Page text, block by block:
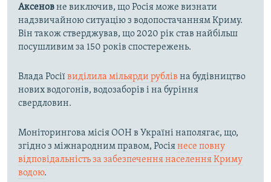
Аксеновне виключив, що Росія може визнати
надзвичайною ситуацію з водопостачанням Криму.
Він також стверджував, що 2020 рік став найбільш
посушливим за 150 років спостережень.
Влада Росіївиділила мільярди рублів на будівництво
нових водогонів, водозаборів і на буріння
свердловин.
Моніторингова місія ООН в Україні наполягає, що,
згідно з міжнародним правом, Росіянесе повну
відповідальність за забезпечення населення Криму
водою.